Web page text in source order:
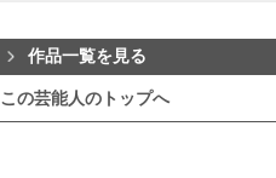
作品一覧を見る
この芸能人のトップへ